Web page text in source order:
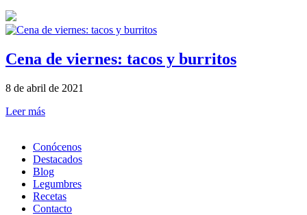
Cena de viernes: tacos y burritos
8 de abril de 2021
Leer más
Conócenos
Destacados
Blog
Legumbres
Recetas
Contacto